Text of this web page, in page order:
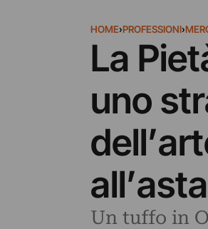
HOME›PROFESSIONI›
La
uno
Un tuffo in